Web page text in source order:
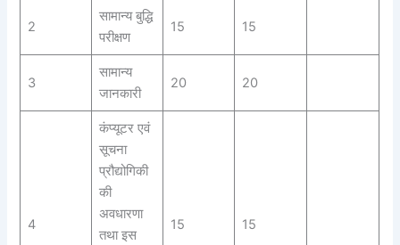
2
सामान्य बुद्धि
परीक्षण
15 15
3
सामान्य
जानकारी
20 20
4
कंप्यूटर एवं
सूचना
प्रौद्योगिकी
की
अवधारणा
तथा इस
15 15